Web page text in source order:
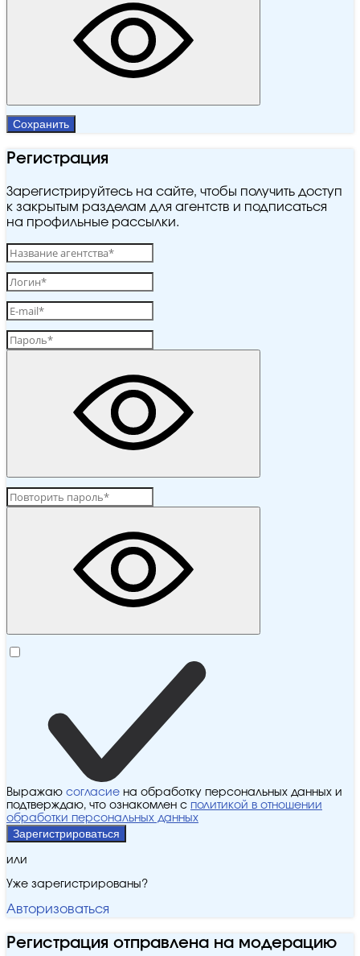
Сохранить
Регистрация
Зарегистрируйтесь на сайте, чтобы получить доступ
к закрытым разделам для агентств и подписаться
на профильные рассылки.
Выражаю согласие на обработку персональных данных и
подтверждаю, что ознакомлен с политикой в отношении
обработки персональных данных
Зарегистрироваться
или
Уже зарегистрированы?
Авторизоваться
Регистрация отправлена на модерацию